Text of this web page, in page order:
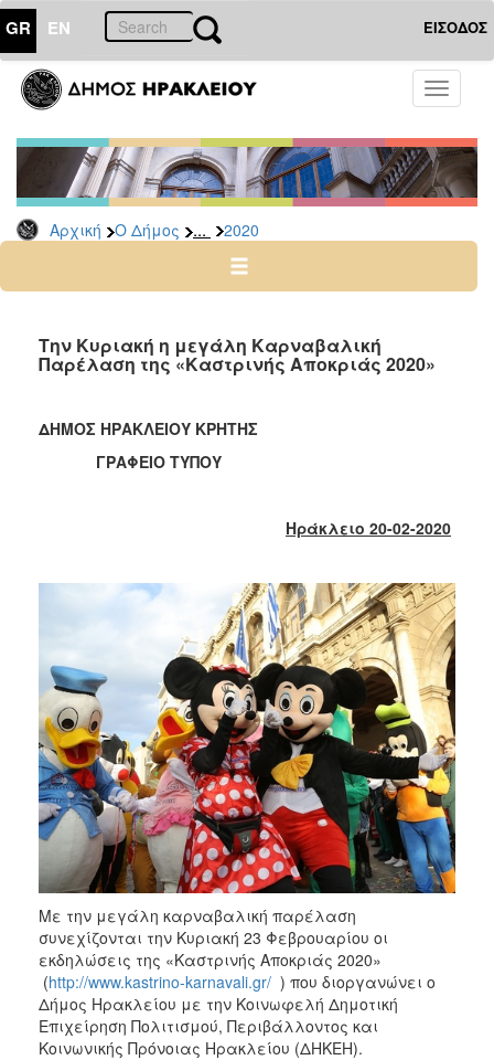
GR EN ΕΙΣΟΔΟΣ
Toggle
Αρχική Ο Δήμος ... 2020
ΔΗΜΟΣ
Δελτία
Τύπου
Αρχείο
2026
2024
2022
2020
2019
2011
2010
2006
ΤΟΠΟΣ
ΠΟΛΙΤΙΣΜΟΣ
ΑΝΘΕΚΤΙΚΗ
ΠΟΛΗ
Την Κυριακή η μεγάλη Καρναβαλική
Παρέλαση της «Καστρινής Αποκριάς 2020»
ΔΗΜΟΣ ΗΡΑΚΛΕΙΟΥ ΚΡΗΤΗΣ
ΓΡΑΦΕΙΟ ΤΥΠΟΥ
Ηράκλειο 20-02-2020
Με την μεγάλη καρναβαλική παρέλαση
συνεχίζονται την Κυριακή 23 Φεβρουαρίου οι
εκδηλώσεις της «Καστρινής Αποκριάς 2020»
(http://www.kastrino-karnavali.gr/ ) που διοργανώνει ο
Δήμος Ηρακλείου με την Κοινωφελή Δημοτική
Επιχείρηση Πολιτισμού, Περιβάλλοντος και
Κοινωνικής Πρόνοιας Ηρακλείου (ΔΗΚΕΗ).